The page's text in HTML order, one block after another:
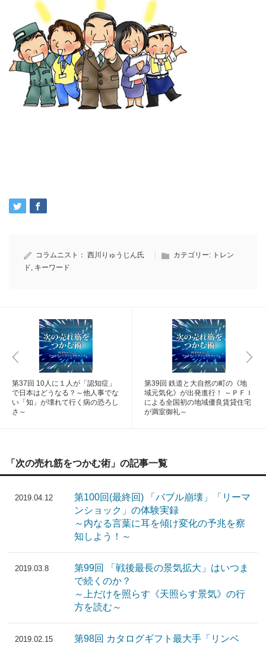
コラムニスト： 西川りゅうじん氏 カテゴリー: トレン
ド, キーワード
第37回 10人に１人が「認知症」
で日本はどうなる？～他人事でな
い「知」が壊れて行く病の恐ろし
さ～
第39回 鉄道と大自然の町の《地
域元気化》が出発進行！ ～ＰＦＩ
による全国初の地域優良賃貸住宅
が満室御礼～
「次の売れ筋をつかむ術」の記事一覧
2019.04.12
第100回(最終回) 「バブル崩壊」「リーマ
ンショック」の体験実録
～内なる言葉に耳を傾け変化の予兆を察
知しよう！～
2019.03.8
第99回 「戦後最長の景気拡大」はいつま
で続くのか？
～上だけを照らす《天照らす景気》の行
方を読む～
2019.02.15
第98回 カタログギフト最大手「リンベ